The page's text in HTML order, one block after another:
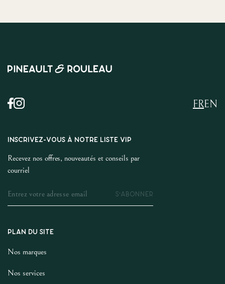
EN
FR
INSCRIVEZ-VOUS À NOTRE LISTE VIP
Recevez nos offres, nouveautés et conseils par
courriel
S'ABONNER
PLAN DU SITE
Nos marques
Nos services